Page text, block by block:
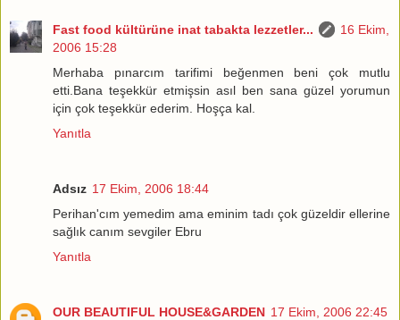
Fast food kültürüne inat tabakta lezzetler...
16 Ekim,
2006 15:28
Merhaba pınarcım tarifimi beğenmen beni çok mutlu
etti.Bana teşekkür etmişsin asıl ben sana güzel yorumun
için çok teşekkür ederim. Hoşça kal.
Yanıtla
Adsız 17 Ekim, 2006 18:44
Perihan'cım yemedim ama eminim tadı çok güzeldir ellerine
sağlık canım sevgiler Ebru
Yanıtla
OUR BEAUTIFUL HOUSE&GARDEN 17 Ekim, 2006 22:45